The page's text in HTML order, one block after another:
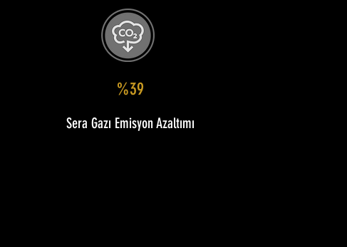
%39
Sera Gazı Emisyon Azaltımı